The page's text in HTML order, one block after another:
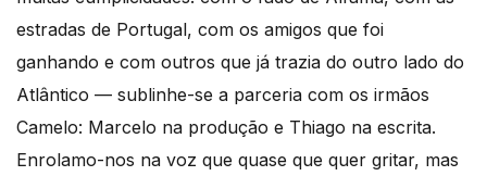
estradas de Portugal, com os amigos que foi
ganhando e com outros que já trazia do outro lado do
Atlântico — sublinhe-se a parceria com os irmãos
Camelo: Marcelo na produção e Thiago na escrita.
Enrolamo-nos na voz que quase que quer gritar, mas